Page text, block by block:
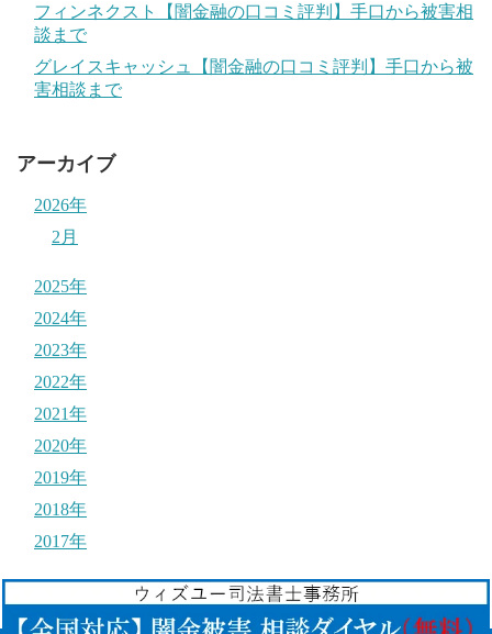
フィンネクスト【闇金融の口コミ評判】手口から被害相
談まで
グレイスキャッシュ【闇金融の口コミ評判】手口から被
害相談まで
アーカイブ
2026年
2月
2025年
2024年
2023年
2022年
2021年
2020年
2019年
2018年
2017年